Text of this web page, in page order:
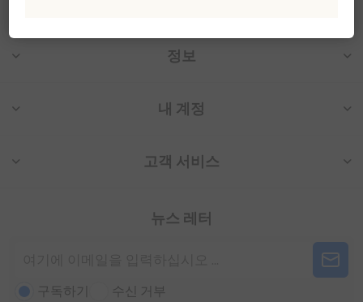
정보
내 계정
고객 서비스
뉴스 레터
구독하기 수신 거부